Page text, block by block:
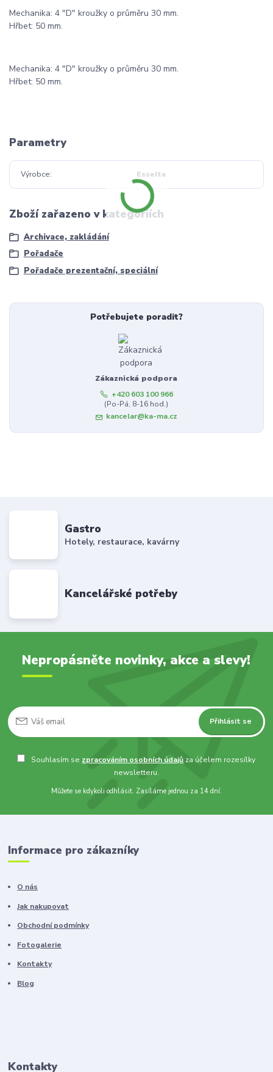
Mechanika: 4 "D" kroužky o průměru 30 mm.
Hřbet: 50 mm.
Mechanika: 4 "D" kroužky o průměru 30 mm.
Hřbet: 50 mm.
Parametry
Výrobce Esselte
Zboží zařazeno v kategoriích
Archivace, zakládání
Pořadače
Pořadače prezentační, speciální
Potřebujete poradit?
Zákaznická podpora
+420 603 100 966
(Po-Pá, 8-16 hod.)
kancelar@ka-ma.cz
Gastro
Hotely, restaurace, kavárny
Kancelářské potřeby
Nepropásněte novinky, akce a slevy!
Přihlásit se
Souhlasím se zpracováním osobních údajů za účelem rozesílky
newsletteru.
Můžete se kdykoli odhlásit. Zasíláme jednou za 14 dní.
Informace pro zákazníky
O nás
Jak nakupovat
Obchodní podmínky
Fotogalerie
Kontakty
Blog
Kontakty